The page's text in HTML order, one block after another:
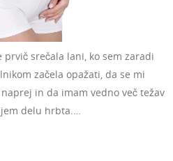
prvič srečala lani, ko sem zaradi
začela opažati, da se mi
in da imam vedno več težav
delu hrbta.…